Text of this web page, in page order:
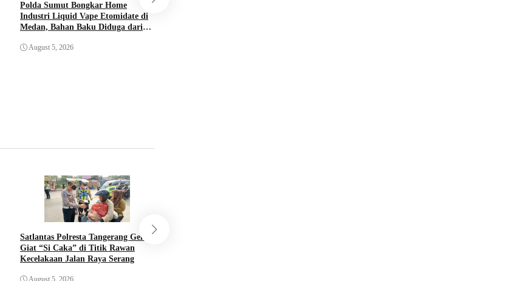
Polda Sumut Bongkar Home
Industri Liquid Vape Etomidate di
Medan, Bahan Baku Diduga dari
August 5, 2026
Satlantas Polresta Tangerang Gelar
Giat “Si Caka” di Titik Rawan
Kecelakaan Jalan Raya Serang
August 5, 2026